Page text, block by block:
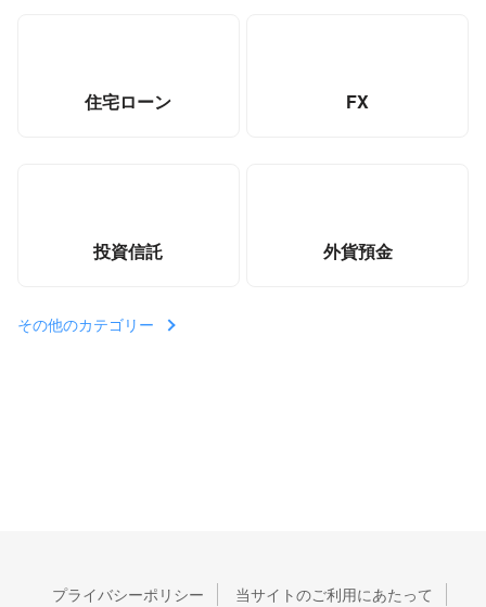
住宅ローン FX
投資信託 外貨預金
その他のカテゴリー
プライバシーポリシー 当サイトのご利用にあたって